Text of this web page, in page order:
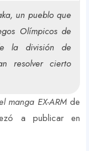
un pueblo que
Olímpicos de
la división de
resolver cierto
manga EX-ARMde
a publicar en